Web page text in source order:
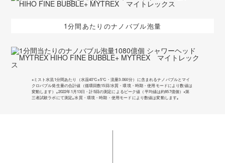
1分間あたりのナノバブル泡量
※ミスト水流1分間あたり（水温40℃±5℃・流量3.06ℓ/分）に含まれるナノバブルとマイ
クロバブル発生量の合計値（循環回数15回/水質・環境・時期・使用モードにより数値は
変動します）｡2022年1月13日・計5回の測定によるピーク値（平均値は約857億個）※第
三者試験ラボにて測定｡水質・環境・時期・使用モードにより数値は変動します｡